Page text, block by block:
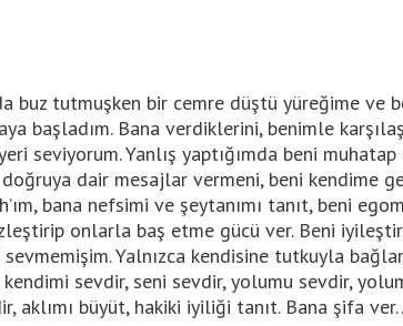
buz tutmuşken bir cemre düştü yüreğime ve
başladım. Bana verdiklerini, benimle
seviyorum. Yanlış yaptığımda beni
dair mesajlar vermeni, beni kendime
bana nefsimi ve şeytanımı tanıt, beni
onlarla baş etme gücü ver. Beni
Yalnızca kendisine tutkuyla
sevdir, seni sevdir, yolumu sevdir,
aklımı büyüt, hakiki iyiliği tanıt. Bana şifa